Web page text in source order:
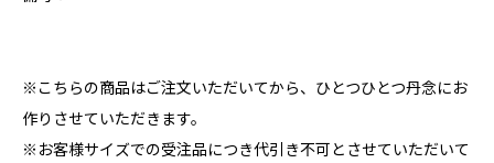
※こちらの商品はご注文いただいてから、ひとつひとつ丹念にお
作りさせていただきます。
※お客様サイズでの受注品につき代引き不可とさせていただいて